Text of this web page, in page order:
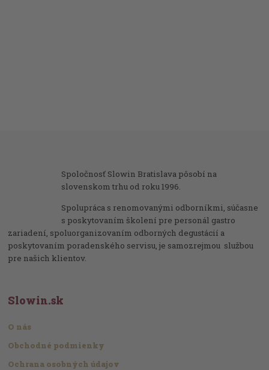
Spoločnosť Slowin Bratislava pôsobí na
slovenskom trhu od roku 1996.
Spolupráca s renomovanými odborníkmi, súčasne
s poskytovaním školení pre personál gastro
zariadení, spoluorganizovaním odborných degustácií a
poskytovaním poradenského servisu, je samozrejmou službou
pre našich klientov.
Slowin.sk
O nás
Obchodné podmienky
Ochrana osobných údajov